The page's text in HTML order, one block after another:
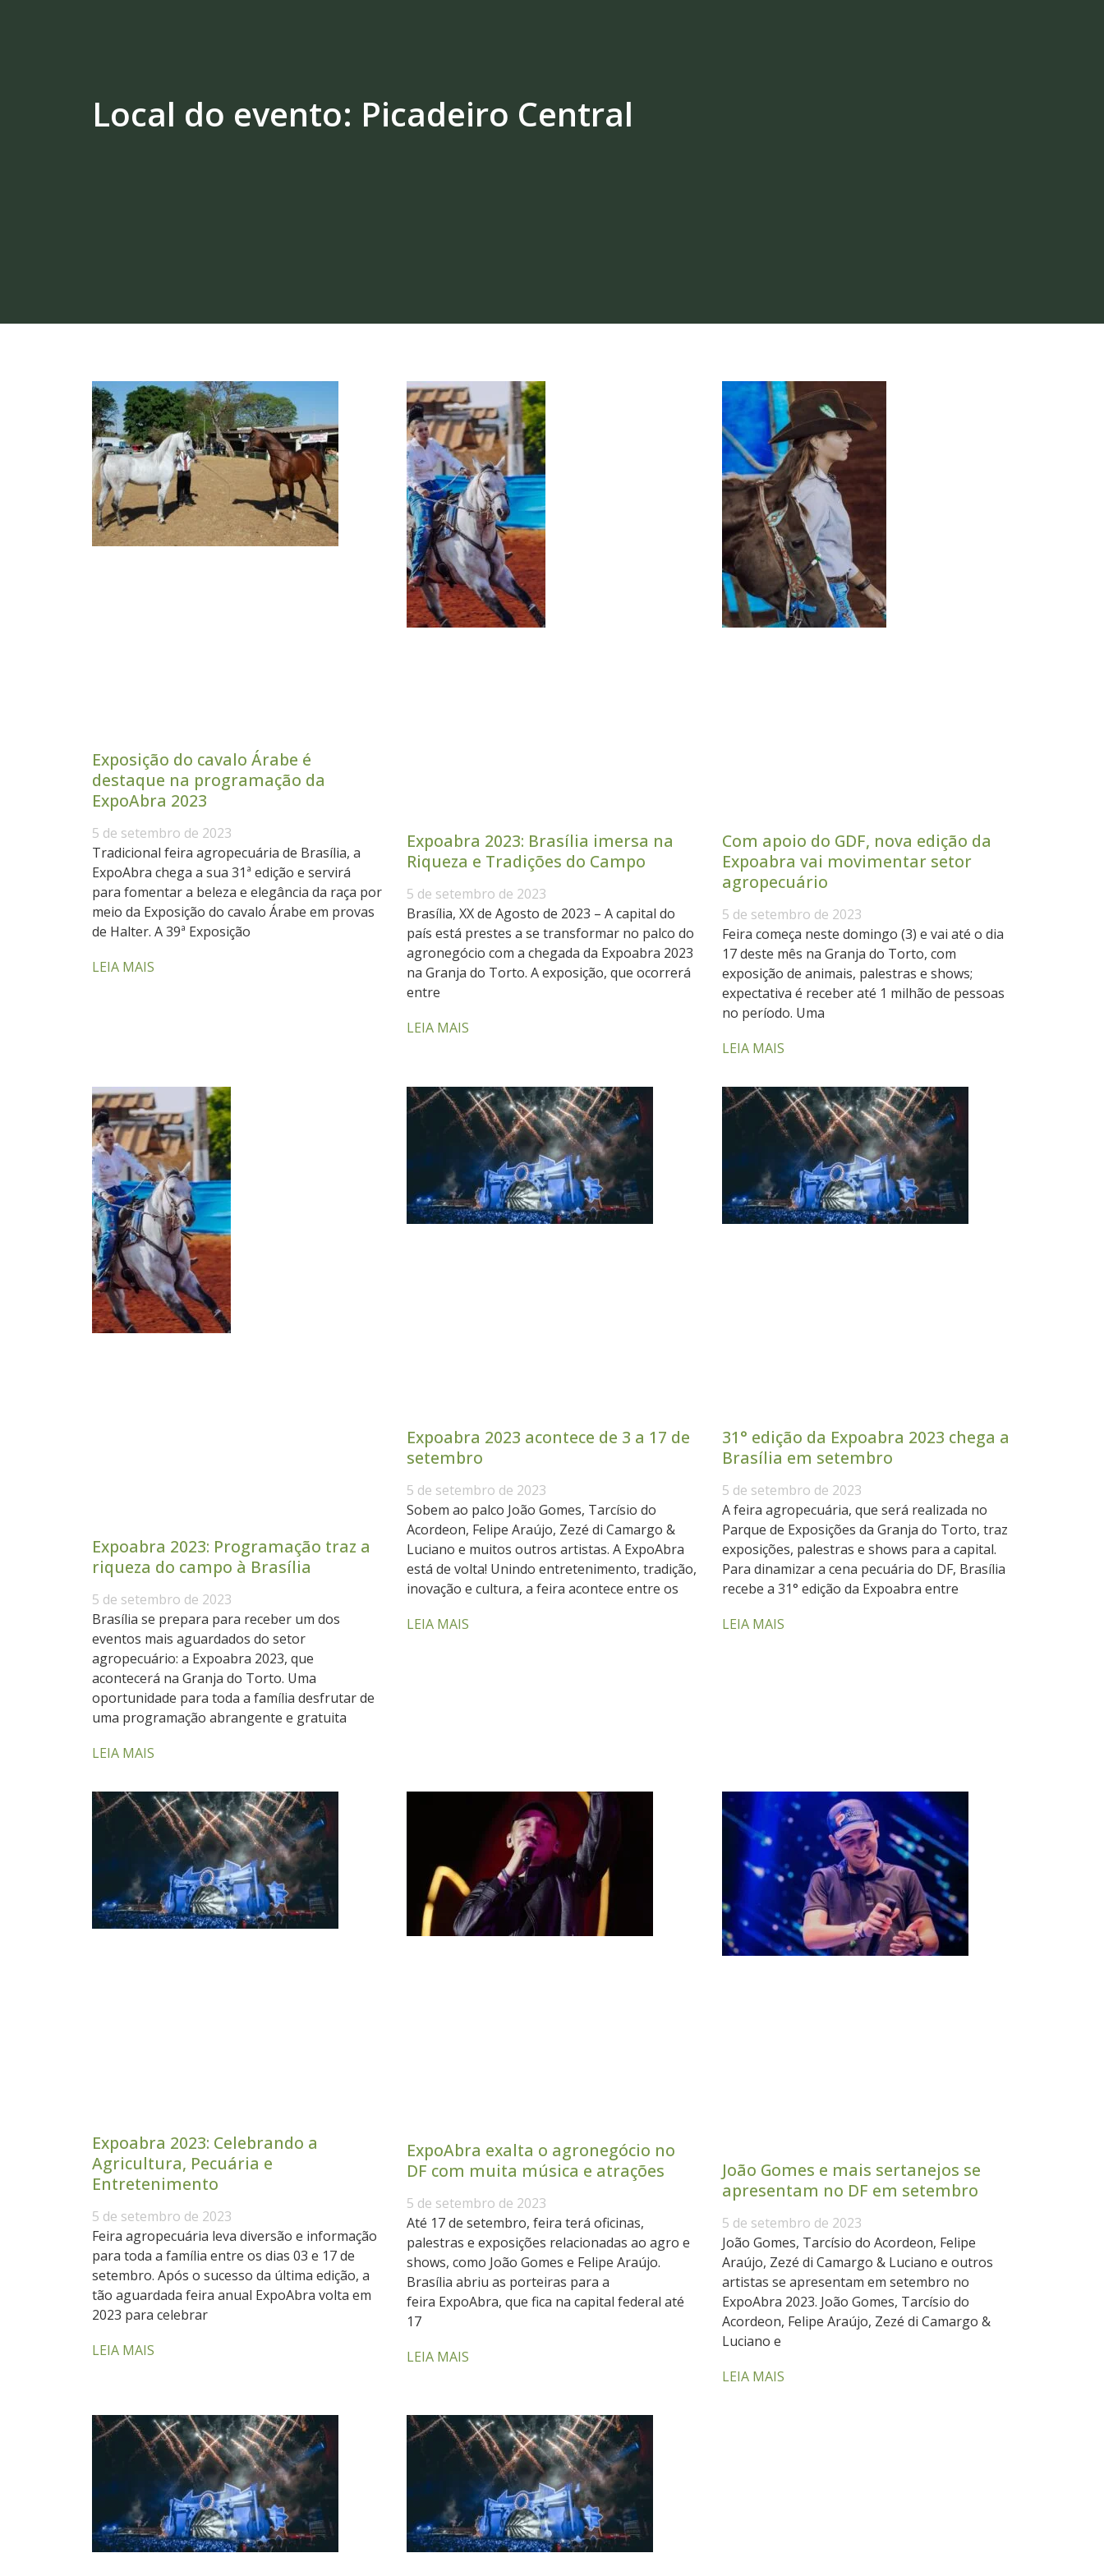
Local do evento: Picadeiro Central
Exposição do cavalo Árabe é
destaque na programação da
ExpoAbra 2023
5 de setembro de 2023
Tradicional feira agropecuária de Brasília, a
ExpoAbra chega a sua 31ª edição e servirá
para fomentar a beleza e elegância da raça por
meio da Exposição do cavalo Árabe em provas
de Halter. A 39ª Exposição
LEIA MAIS
Expoabra 2023: Brasília imersa na
Riqueza e Tradições do Campo
5 de setembro de 2023
Brasília, XX de Agosto de 2023 – A capital do
país está prestes a se transformar no palco do
agronegócio com a chegada da Expoabra 2023
na Granja do Torto. A exposição, que ocorrerá
entre
LEIA MAIS
Com apoio do GDF, nova edição da
Expoabra vai movimentar setor
agropecuário
5 de setembro de 2023
Feira começa neste domingo (3) e vai até o dia
17 deste mês na Granja do Torto, com
exposição de animais, palestras e shows;
expectativa é receber até 1 milhão de pessoas
no período. Uma
LEIA MAIS
Expoabra 2023: Programação traz a
riqueza do campo à Brasília
5 de setembro de 2023
Brasília se prepara para receber um dos
eventos mais aguardados do setor
agropecuário: a Expoabra 2023, que
acontecerá na Granja do Torto. Uma
oportunidade para toda a família desfrutar de
uma programação abrangente e gratuita
LEIA MAIS
Expoabra 2023 acontece de 3 a 17 de
setembro
5 de setembro de 2023
Sobem ao palco João Gomes, Tarcísio do
Acordeon, Felipe Araújo, Zezé di Camargo &
Luciano e muitos outros artistas. A ExpoAbra
está de volta! Unindo entretenimento, tradição,
inovação e cultura, a feira acontece entre os
LEIA MAIS
31° edição da Expoabra 2023 chega a
Brasília em setembro
5 de setembro de 2023
A feira agropecuária, que será realizada no
Parque de Exposições da Granja do Torto, traz
exposições, palestras e shows para a capital.
Para dinamizar a cena pecuária do DF, Brasília
recebe a 31° edição da Expoabra entre
LEIA MAIS
Expoabra 2023: Celebrando a
Agricultura, Pecuária e
Entretenimento
5 de setembro de 2023
Feira agropecuária leva diversão e informação
para toda a família entre os dias 03 e 17 de
setembro. Após o sucesso da última edição, a
tão aguardada feira anual ExpoAbra volta em
2023 para celebrar
LEIA MAIS
ExpoAbra exalta o agronegócio no
DF com muita música e atrações
5 de setembro de 2023
Até 17 de setembro, feira terá oficinas,
palestras e exposições relacionadas ao agro e
shows, como João Gomes e Felipe Araújo.
Brasília abriu as porteiras para a
feira ExpoAbra, que fica na capital federal até
17
LEIA MAIS
João Gomes e mais sertanejos se
apresentam no DF em setembro
5 de setembro de 2023
João Gomes, Tarcísio do Acordeon, Felipe
Araújo, Zezé di Camargo & Luciano e outros
artistas se apresentam em setembro no
ExpoAbra 2023. João Gomes, Tarcísio do
Acordeon, Felipe Araújo, Zezé di Camargo &
Luciano e
LEIA MAIS